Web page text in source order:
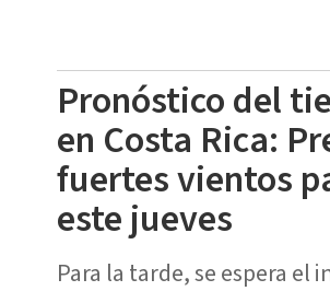
Pronóstico del
en Costa Rica:
fuertes vientos
este jueves
Para la tarde, se espera el